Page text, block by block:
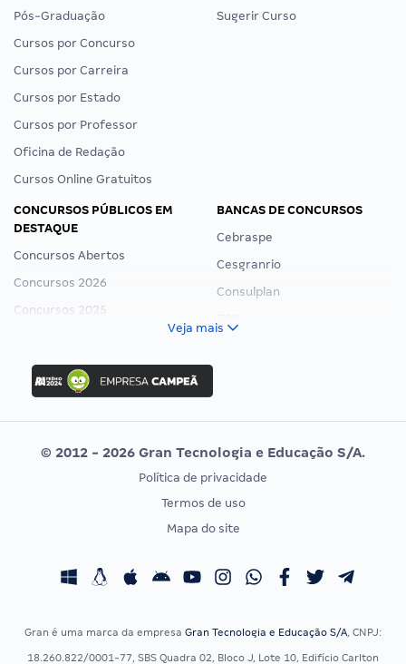
Pós-Graduação
Cursos por Concurso
Cursos por Carreira
Cursos por Estado
Cursos por Professor
Oficina de Redação
Cursos Online Gratuitos
Sugerir Curso
CONCURSOS PÚBLICOS EM
DESTAQUE
Concursos Abertos
Concursos 2026
Concursos 2025
Concurso Ibama
Concurso MPU
Editais publicados
BANCAS DE CONCURSOS
Cebraspe
Cesgranrio
Consulplan
Vunesp
CONCURSOS POR PROFISSÃO
Concursos Fiscais
EXAME DE ORDEM
Calendário OAB
Veja mais
© 2012 - 2026 Gran Tecnologia e Educação S/A.
Política de privacidade
Termos de uso
Mapa do site
Gran é uma marca da empresa Gran Tecnologia e Educação S/A, CNPJ:
18.260.822/0001-77, SBS Quadra 02, Bloco J, Lote 10, Edifício Carlton